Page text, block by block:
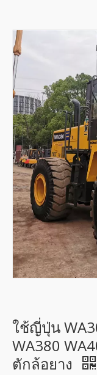
ใช้ญี่ปุ่น
WA380
ตักล้อยาง